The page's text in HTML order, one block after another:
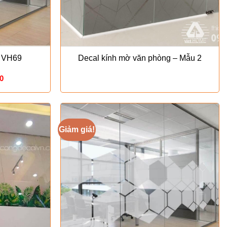
Giá
tại
₫120.000.
Decal kính mờ văn phòng – Mẫu 2
Giảm giá!